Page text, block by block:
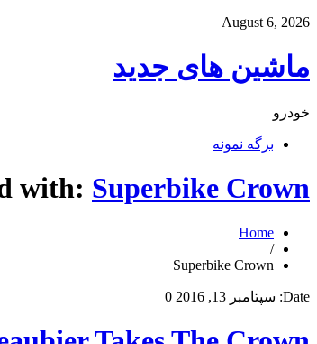
August 6, 2026
ماشین های جدید
خودرو
برگه نمونه
with: Superbike Crown
Home
/
Superbike Crown
Date: سپتامبر 13, 2016 0